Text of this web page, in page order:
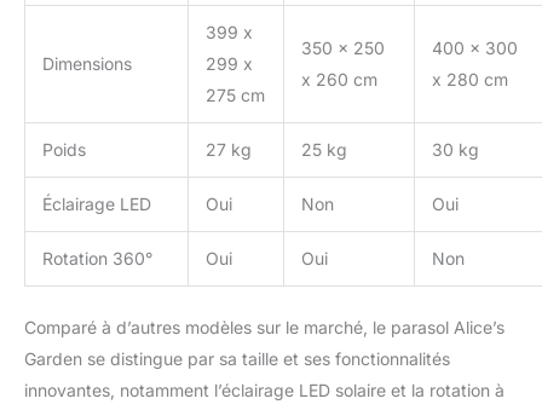
Dimensions
399 x
299 x
275 cm
350 x 250
x 260 cm
400 x 300
x 280 cm
Poids 27 kg 25 kg 30 kg
Éclairage LED Oui Non Oui
Rotation 360° Oui Oui Non
Comparé à d’autres modèles sur le marché, le parasol Alice’s
Garden se distingue par sa taille et ses fonctionnalités
innovantes, notamment l’éclairage LED solaire et la rotation à